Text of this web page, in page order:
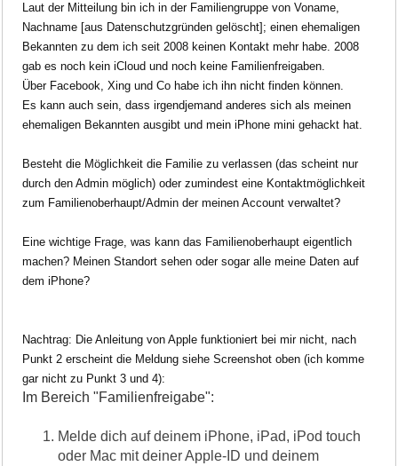
Laut der Mitteilung bin ich in der Familiengruppe vonVoname,
Nachname [aus Datenschutzgründen gelöscht]; einen ehemaligen
Bekannten zu dem ich seit 2008 keinen Kontakt mehr habe. 2008
gab es noch kein iC loud und noch keine Familienfreigaben.
Über Facebook, Xing und Co habe ich ihn nicht finden können.
Es kann auch sein, dass irgendjemand anderes sich als meinen
ehemaligen Bekannten ausgibt und mein iPhone mini gehackt hat.
Besteht die Möglichkeit die Familie zu verlassen (das scheint nur
durch den Admin möglich) oder zumindest eine Kontaktmöglichkeit
zum Familienoberhaupt/Admin der meinen Account verwaltet?
Eine wichtige Frage, was kann das Familienoberhaupt eigentlich
machen? Meinen Standort sehen oder sogar alle meine Daten auf
dem iPhone?
Nachtrag: Die Anleitung von Apple funktioniert bei mir nicht, nach
Punkt 2 erscheint die Meldung siehe Screenshot oben (ich komme
gar nicht zu Punkt 3 und 4):
Im Bereich "Familienfreigabe":
Melde dich auf deinem iPhone, iPad, iPod touch
oder Mac mit deiner Apple-ID und deinem